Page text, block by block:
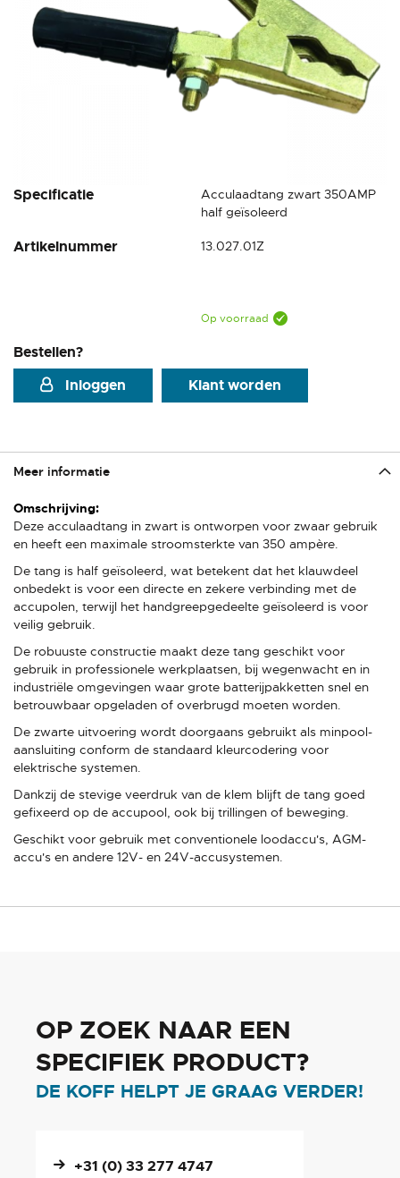
Specificatie
Acculaadtang zwart 350AMP
half geïsoleerd
Artikelnummer 13.027.01Z
Op voorraad
Bestellen?
Inloggen
Klant worden
Ga
begin
Meer informatie
Meer
informatie
Deze acculaadtang in zwart is ontworpen voor zwaar gebruik
en heeft een maximale stroomsterkte van 350 ampère.
De tang is half geïsoleerd, wat betekent dat het klauwdeel
onbedekt is voor een directe en zekere verbinding met de
accupolen, terwijl het handgreepgedeelte geïsoleerd is voor
veilig gebruik.
De robuuste constructie maakt deze tang geschikt voor
gebruik in professionele werkplaatsen, bij wegenwacht en in
industriële omgevingen waar grote batterijpakketten snel en
betrouwbaar opgeladen of overbrugd moeten worden.
De zwarte uitvoering wordt doorgaans gebruikt als minpool-
aansluiting conform de standaard kleurcodering voor
elektrische systemen.
Dankzij de stevige veerdruk van de klem blijft de tang goed
gefixeerd op de accupool, ook bij trillingen of beweging.
Geschikt voor gebruik met conventionele loodaccu's, AGM-
accu's en andere 12V- en 24V-accusystemen.
OP ZOEK NAAR EEN
SPECIFIEK PRODUCT?
DE KOFF HELPT JE GRAAG VERDER!
+31 (0) 33 277 4747